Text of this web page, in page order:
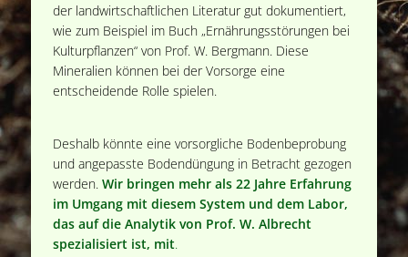
der landwirtschaftlichen Literatur gut dokumentiert,
wie zum Beispiel im Buch „Ernährungsstörungen bei
Kulturpflanzen“ von Prof. W. Bergmann. Diese
Mineralien können bei der Vorsorge eine
entscheidende Rolle spielen.
Deshalb könnte eine vorsorgliche Bodenbeprobung
und angepasste Bodendüngung in Betracht gezogen
werden.Wir bringen mehr als 22 Jahre Erfahrung
im Umgang mit diesem System und dem Labor,
das auf die Analytik von Prof. W. Albrecht
spezialisiert ist, mit.